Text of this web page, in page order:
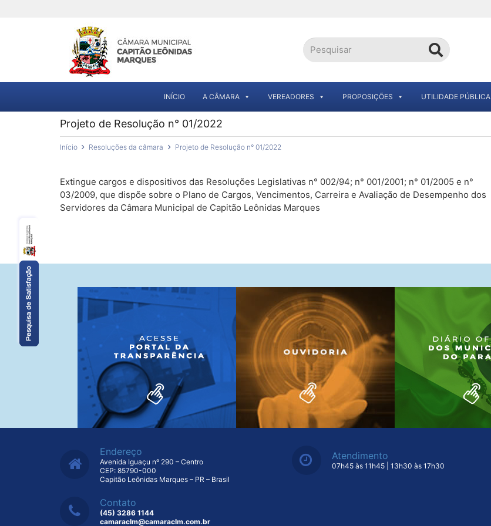
INÍCIO A CÂMARA VEREADORES PROPOSIÇÕES UTILIDADE PÚBLICA
Projeto de Resolução n° 01/2022
Início Resoluções da câmara Projeto de Resolução n° 01/2022
Extingue cargos e dispositivos das Resoluções Legislativas n° 002/94; n° 001/2001; n° 01/2005 e n°
03/2009, que dispõe sobre o Plano de Cargos, Vencimentos, Carreira e Avaliação de Desempenho dos
Servidores da Câmara Municipal de Capitão Leônidas Marques
Endereço
Avenida Iguaçu nº 290 – Centro
CEP: 85790-000
Capitão Leônidas Marques – PR – Brasil
Contato
(45) 3286 1144
camaraclm@camaraclm.com.br
Atendimento
07h45 às 11h45 | 13h30 às 17h30